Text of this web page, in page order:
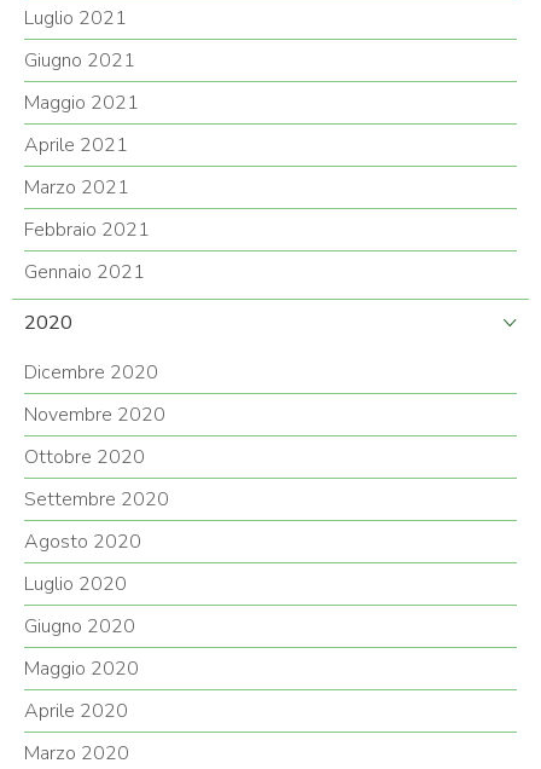
Luglio 2021
Giugno 2021
Maggio 2021
Aprile 2021
Marzo 2021
Febbraio 2021
Gennaio 2021
2020
Dicembre 2020
Novembre 2020
Ottobre 2020
Settembre 2020
Agosto 2020
Luglio 2020
Giugno 2020
Maggio 2020
Aprile 2020
Marzo 2020